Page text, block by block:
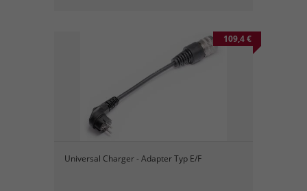
109,4 €
Universal Charger - Adapter Typ E/F